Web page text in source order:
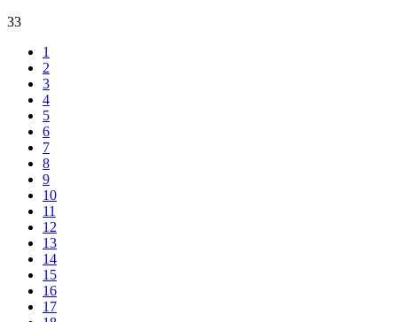
33
1
2
3
4
5
6
7
8
9
10
11
12
13
14
15
16
17